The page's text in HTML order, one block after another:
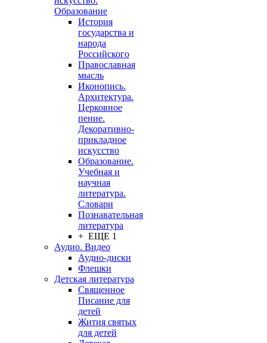
Образование
История
государства и
народа
Российского
Православная
мысль
Иконопись.
Архитектура.
Церковное
пение.
Декоративно-
прикладное
искусство
Образование.
Учебная и
научная
литература.
Словари
Познавательная
литература
+ ЕЩЕ 1
Аудио. Видео
Аудио-диски
Флешки
Детская литература
Священное
Писание для
детей
Жития святых
для детей